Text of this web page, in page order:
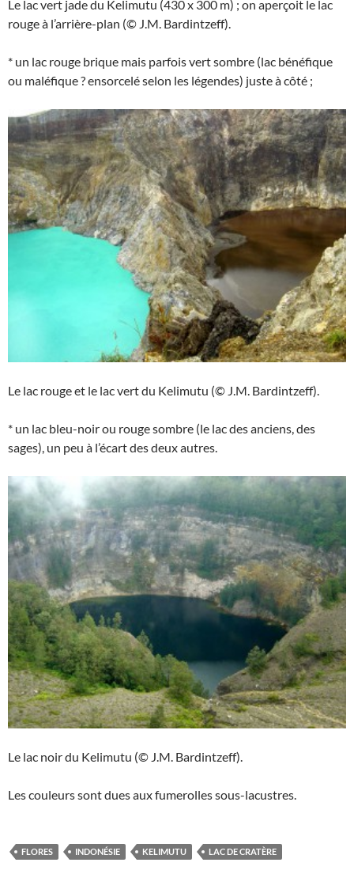
Le lac vert jade du Kelimutu (430 x 300 m) ; on aperçoit le lac
rouge à l’arrière-plan (© J.M. Bardintzeff).
* un lac rouge brique mais parfois vert sombre (lac bénéfique
ou maléfique ? ensorcelé selon les légendes) juste à côté ;
Le lac rouge et le lac vert du Kelimutu (© J.M. Bardintzeff).
* un lac bleu-noir ou rouge sombre (le lac des anciens, des
sages), un peu à l’écart des deux autres.
Le lac noir du Kelimutu (© J.M. Bardintzeff).
Les couleurs sont dues aux fumerolles sous-lacustres.
FLORES INDONÉSIE KELIMUTU LAC DE CRATÈRE